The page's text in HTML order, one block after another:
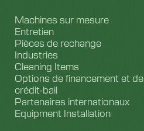
Machines sur mesure
Entretien
Pièces de rechange
Industries
Cleaning Items
Options de financement et de
crédit-bail
Partenaires internationaux
Equipment Installation